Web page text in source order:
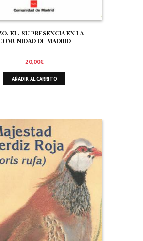
EL. SU PRESENCIA EN LA
DE MADRID
20,00€
AÑADIR AL CARRITO